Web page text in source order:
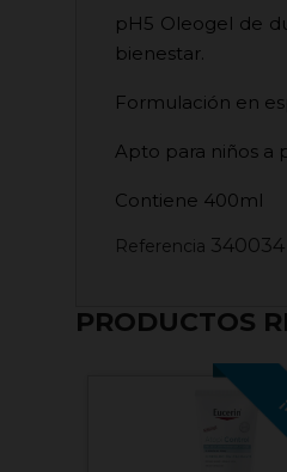
pH5 Oleogel de
bienestar.
Formulación en
Apto para niños a
Contiene 400ml
Referencia 340034
PRODUCTOS